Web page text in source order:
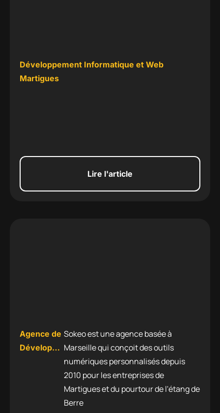
Développement Informatique et Web
Martigues
Lire l'article
Agence de
Développement
Informatique
Sokeo est une agence basée à
Marseille qui conçoit des outils
numériques personnalisés depuis
2010 pour les entreprises de
Martigues et du pourtour de l'étang de
Berre